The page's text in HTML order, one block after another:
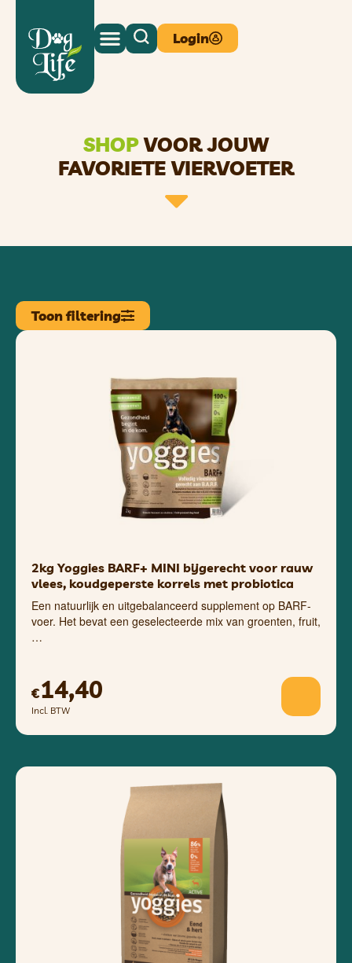
Login
SHOPVOOR JOUW
FAVORIETE VIERVOETER
Toon filtering
2kg Yoggies BARF+ MINI bijgerecht voor rauw
vlees, koudgeperste korrels met probiotica
Een natuurlijk en uitgebalanceerd supplement op BARF-
voer. Het bevat een geselecteerde mix van groenten, fruit,
…
€14,40
Incl. BTW